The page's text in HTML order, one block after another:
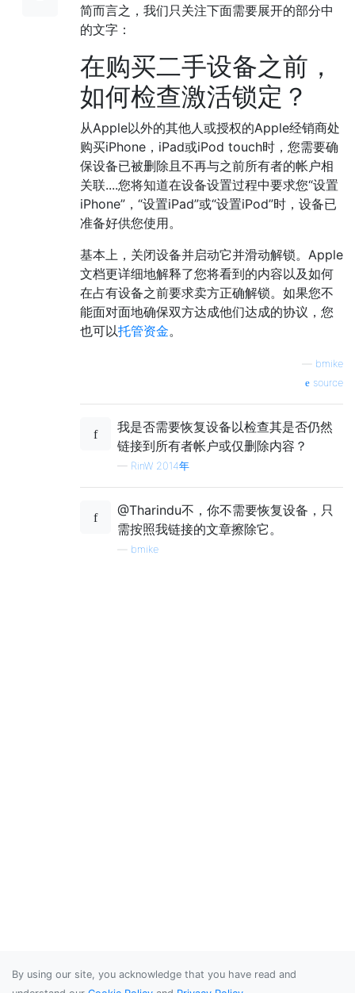
简而言之，我们只关注下面需要展开的部分中
的文字：
在购买二手设备之前，
如何检查激活锁定？
从Apple以外的其他人或授权的Apple经销商处
购买iPhone，iPad或iPod touch时，您需要确
保设备已被删除且不再与之前所有者的帐户相
关联....您将知道在设备设置过程中要求您“设置
iPhone”，“设置iPad”或“设置iPod”时，设备已
准备好供您使用。
基本上，关闭设备并启动它并滑动解锁。Apple
文档更详细地解释了您将看到的内容以及如何
在占有设备之前要求卖方正确解锁。如果您不
能面对面地确保双方达成他们达成的协议，您
也可以托管资金。
bmike
source
我是否需要恢复设备以检查其是否仍然
链接到所有者帐户或仅删除内容？
— RinW 2014年
@Tharindu不，你不需要恢复设备，只
需按照我链接的文章擦除它。
bmike
By using our site, you acknowledge that you have read and